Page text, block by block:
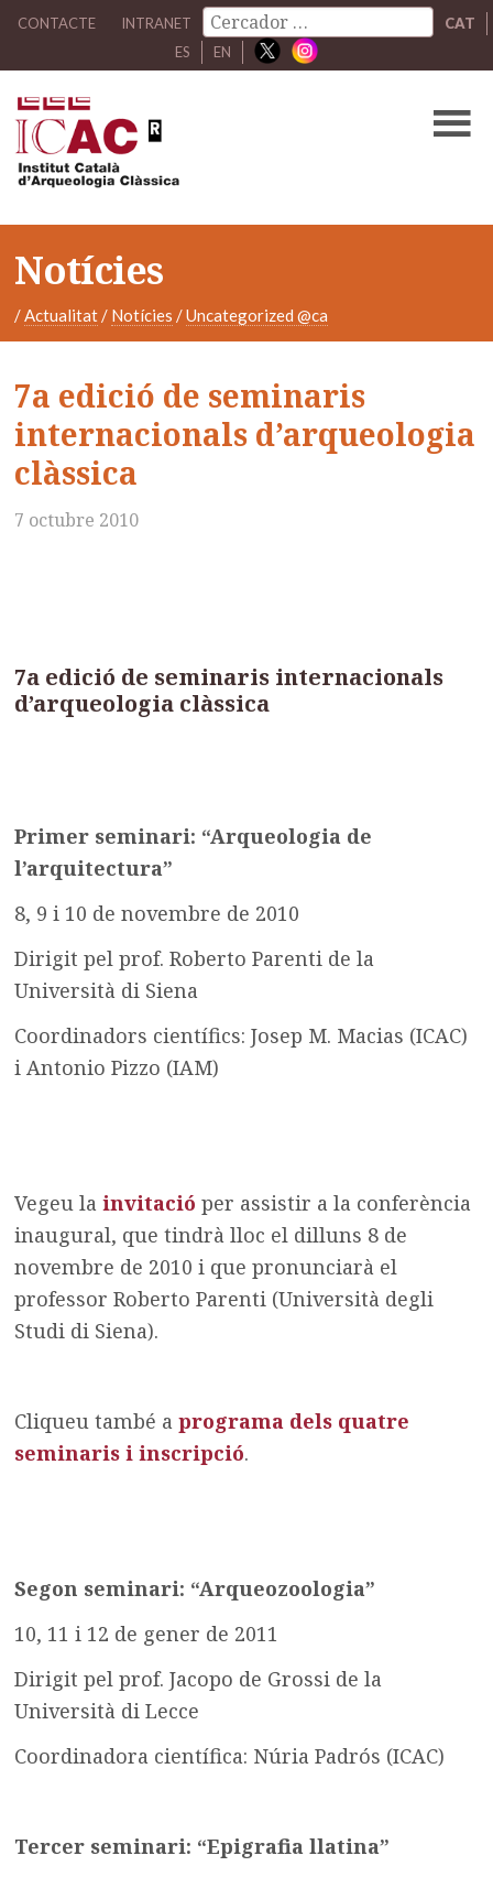
CONTACTE INTRANET
CAT
ES
EN
Notícies
/Actualitat/ Notícies /Uncategorized @ca
7a edició de seminaris
internacionals d’arqueologia
clàssica
7 octubre 2010
7a edició de seminaris internacionals
d’arqueologia clàssica
Primer seminari: “Arqueologia de
l’arquitectura”
8, 9 i 10 de novembre de 2010
Dirigit pel prof. Roberto Parenti de la
Università di Siena
Coordinadors científics: Josep M. Macias (ICAC)
i Antonio Pizzo (IAM)
Vegeu lainvitació per assistir a la conferència
inaugural, que tindrà lloc el dilluns 8 de
novembre de 2010 i que pronunciarà el
professor Roberto Parenti (Università degli
Studi di Siena).
Cliqueu també aprograma dels quatre
seminaris i inscripció.
Segon seminari: “Arqueozoologia”
10, 11 i 12 de gener de 2011
Dirigit pel prof. Jacopo de Grossi de la
Università di Lecce
Coordinadora científica: Núria Padrós (ICAC)
Tercer seminari: “Epigrafia llatina”